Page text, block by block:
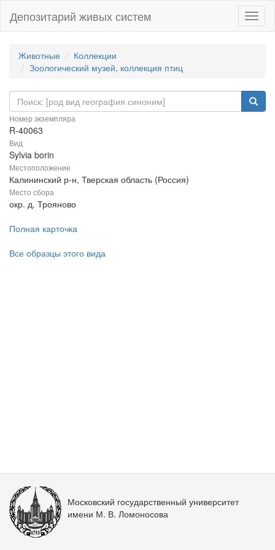
Депозитарий живых систем
Животные
Коллекции
Зоологический музей, коллекция птиц
Номер экземпляра
R-40063
Вид
Sylvia borin
Местоположение
Калининский р-н, Тверская область (Россия)
Место сбора
окр. д. Трояново
Полная карточка
Все образцы этого вида
Московский государственный университет
имени М. В. Ломоносова